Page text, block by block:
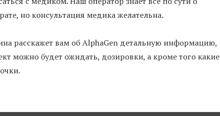
но консультация медика желательна.
расскажет вам об AlphaGen детальную информацию,
можно будет ожидать, дозировки, а кроме того какие